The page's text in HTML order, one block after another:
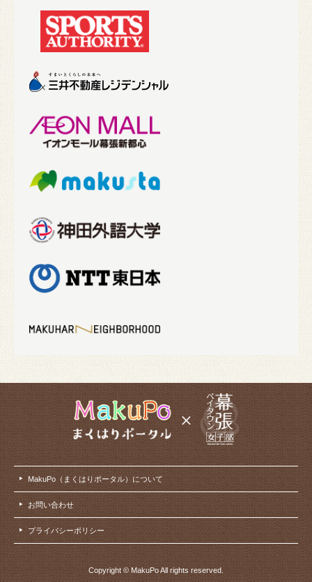
MakuPo（まくはりポータル）について
お問い合わせ
プライバシーポリシー
Copyright © MakuPo All rights reserved.